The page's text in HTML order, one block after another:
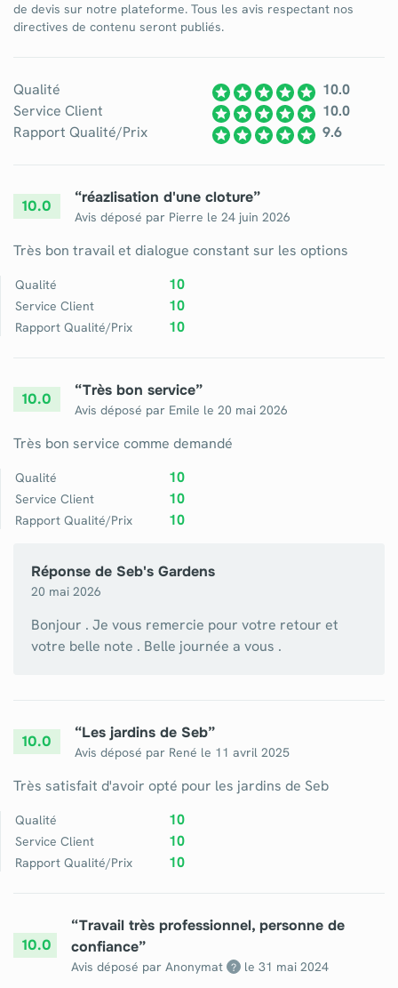
de devis sur notre plateforme. Tous les avis respectant nos
directives de contenu seront publiés.
Qualité
10.0
Service Client
10.0
Rapport Qualité/Prix
9.6
10.0 “réazlisation d'une cloture”
Avis déposé par Pierre le 24 juin 2026
Très bon travail et dialogue constant sur les options
Qualité 10
Service Client 10
Rapport Qualité/Prix 10
10.0 “Très bon service”
Avis déposé par Emile le 20 mai 2026
Très bon service comme demandé
Qualité 10
Service Client 10
Rapport Qualité/Prix 10
Réponse de Seb's Gardens
20 mai 2026
Bonjour . Je vous remercie pour votre retour et
votre belle note . Belle journée a vous .
10.0 “Les jardins de Seb”
Avis déposé par René le 11 avril 2025
Très satisfait d'avoir opté pour les jardins de Seb
Qualité 10
Service Client 10
Rapport Qualité/Prix 10
10.0
“Travail très professionnel, personne de
confiance”
Avis déposé par Anonymat ? le31 mai 2024